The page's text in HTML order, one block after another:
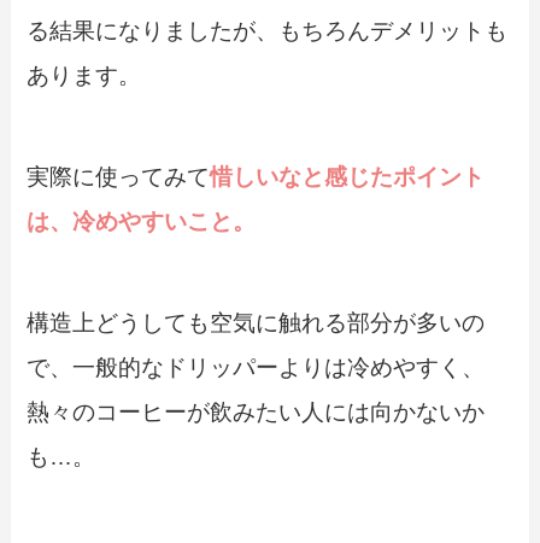
る結果になりましたが、もちろんデメリットも
あります。
実際に使ってみて惜しいなと感じたポイント
は、冷めやすいこと。
構造上どうしても空気に触れる部分が多いの
で、一般的なドリッパーよりは冷めやすく、
熱々のコーヒーが飲みたい人には向かないか
も…。